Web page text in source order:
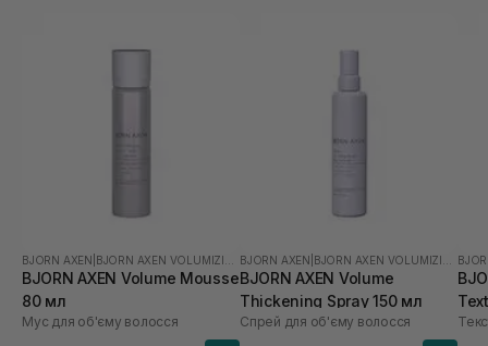
BJORN AXEN BJORN AXEN VOLUMIZING
BJORN AXEN Volume Mousse
80 мл
Мус для об'єму волосся
BJORN AXEN BJORN AXEN VOLUMIZING
BJORN AXEN Volume
Thickening Spray 150 мл
Спрей для об'єму волосся